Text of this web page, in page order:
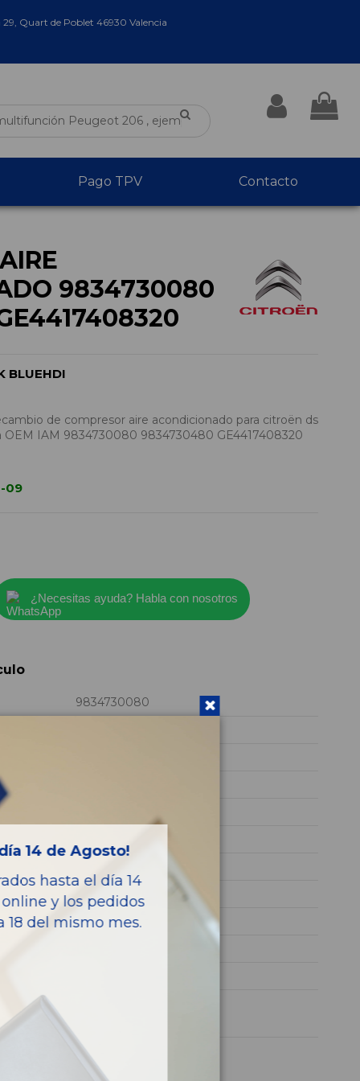
29, Quart de Poblet 46930 Valencia
Pago TPV Contacto
9834730080
BLUEHDI
de compresor aire acondicionado para citroën ds
OEM IAM 9834730080 9834730480 GE4417408320
09
¿Necesitas ayuda? Habla con nosotros
9834730080
CROSSBACK BLUEHDI
128CV 96KW
9834730480
14 de Agosto!
hasta el día 14
y los pedidos
del mismo mes.